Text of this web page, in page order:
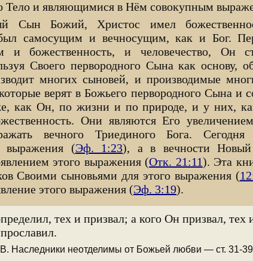
Тело и являющимися в Нём совокупным
Сын Божий, Христос имел
самосущим и вечносущим, как и Бог.
божественность, и человечество, Он
Своего первородного Сына как основу,
многих сыновей, и производимые
верят в Божьего первородного Сына и
как Он, по жизни и по природе, и у них,
Они являются Его
вечного Триединого Бога. Сегодня
выражения (Эф. 1:23), а в вечности Новый
этого выражения (Отк. 21:11). Эта
Своими сыновьями для этого выражения (
этого выражения (Эф. 3:19).
тех и призвал; а кого Он призвал, тех
прославил.
В. Наследники неотделимы от Божьей любви — ст. 31-39